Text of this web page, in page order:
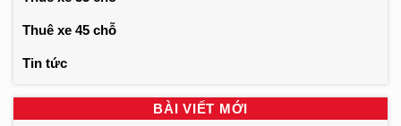
Thuê xe 45 chỗ
Tin tức
BÀI VIẾT MỚI